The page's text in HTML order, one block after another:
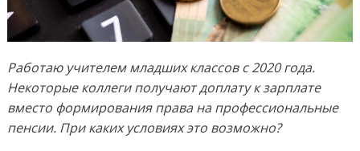
Работаю учителем младших классов с 2020 года.
Некоторые коллеги получают доплату к зарплате
вместо формирования права на профессиональные
пенсии. При каких условиях это возможно?